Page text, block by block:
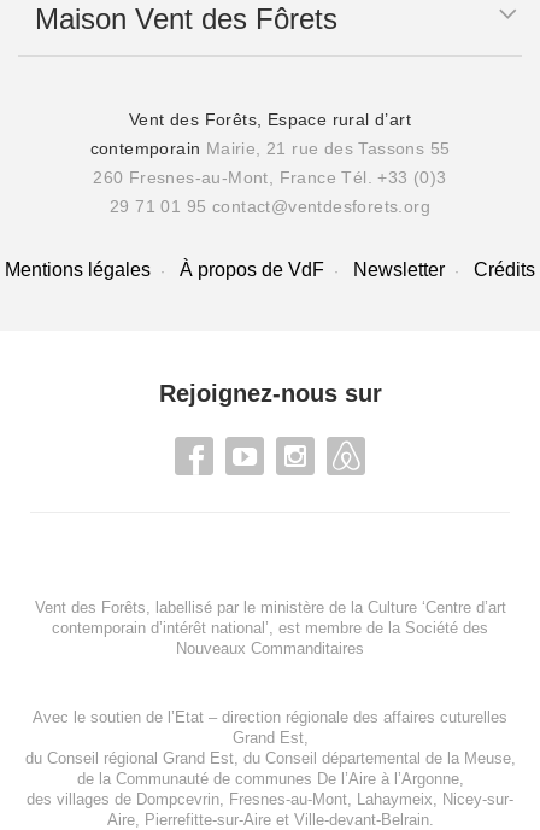
Maison Vent des Fôrets
Vent des Forêts, Espace rural d’art
contemporain Mairie, 21 rue des Tassons 55
260 Fresnes-au-Mont, France Tél. +33 (0)3
29 71 01 95 contact@ventdesforets.org
Mentions légales À propos de VdF Newsletter Crédits
Rejoignez-nous sur
Vent des Forêts, labellisé par le ministère de la Culture ‘Centre d’art
contemporain d’intérêt national’, est membre de la Société des
Nouveaux Commanditaires
Avec le soutien de l’Etat – direction régionale des affaires cuturelles
Grand Est,
du Conseil régional Grand Est, du Conseil départemental de la Meuse,
de la Communauté de communes De l’Aire à l’Argonne,
des villages de Dompcevrin Fresnes-au-Mont Lahaymeix
Nicey-sur-
Aire, Pierrefitte-sur-Aireet Ville-devant-Belrain.